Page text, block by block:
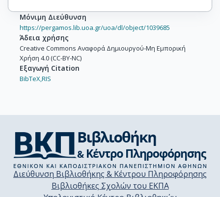
Μόνιμη Διεύθυνση
https://pergamos.lib.uoa.gr/uoa/dl/object/1039685
Άδεια χρήσης
Creative Commons Αναφορά Δημιουργού-Μη Εμπορική
Χρήση 4.0 (CC-BY-NC)
Εξαγωγή Citation
BibTeX,RIS
Διεύθυνση Βιβλιοθήκης & Κέντρου Πληροφόρησης
Βιβλιοθήκες Σχολών του ΕΚΠΑ